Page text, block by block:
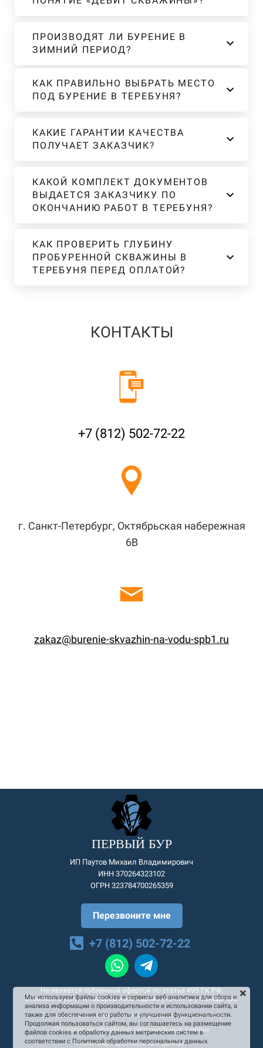
ПРОИЗВОДЯТ ЛИ БУРЕНИЕ В
ЗИМНИЙ ПЕРИОД?
КАК ПРАВИЛЬНО ВЫБРАТЬ МЕСТО
ПОД БУРЕНИЕ В ТЕРЕБУНЯ?
КАКИЕ ГАРАНТИИ КАЧЕСТВА
ПОЛУЧАЕТ ЗАКАЗЧИК?
КАКОЙ КОМПЛЕКТ ДОКУМЕНТОВ
ВЫДАЕТСЯ ЗАКАЗЧИКУ ПО
ОКОНЧАНИЮ РАБОТ В ТЕРЕБУНЯ?
КАК ПРОВЕРИТЬ ГЛУБИНУ
ПРОБУРЕННОЙ СКВАЖИНЫ В
ТЕРЕБУНЯ ПЕРЕД ОПЛАТОЙ?
КОНТАКТЫ
+7 (812) 502-72-22
г. Санкт-Петербург, Октябрьская набережная
6В
zakaz@burenie-skvazhin-na-vodu-spb1.ru
ПЕРВЫЙ БУР
ИП Паутов Михаил Владимирович
ИНН 370264323102
ОГРН 323784700265359
Перезвоните мне
+7 (812) 502-72-22
Не является публичной офертой по статье 495 ГК РФ.
Стоимость услуг и товаров необходимо уточнять у менеджера.
Согласие на рекламную и информационную рассылку
Согласие на обработку персональных данных
Политика персональных данных
Мы используем файлы cookies и сервисы веб-аналитики для сбора и
анализа информации о производительности и использовании сайта, а
также для обеспечения его работы и улучшения функциональности.
Продолжая пользоваться сайтом, вы соглашаетесь на размещение
файлов cookies и обработку данных метрических систем в
соответствии с Политикой обработки персональных данных.